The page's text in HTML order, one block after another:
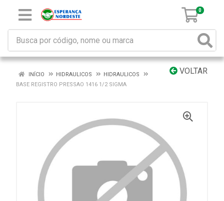
0
VOLTAR
INÍCIO HIDRAULICOS
HIDRAULICOS
BASE REGISTRO PRESSAO 1416 1/2 SIGMA